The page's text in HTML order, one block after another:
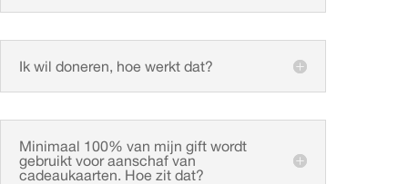
Ik wil doneren, hoe werkt dat?
Minimaal 100% van mijn gift wordt
gebruikt voor aanschaf van
cadeaukaarten. Hoe zit dat?